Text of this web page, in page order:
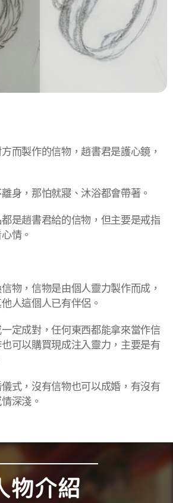
而製作的信物，趙書君是護心鏡，
身，那怕就寢、沐浴都會帶著。
是趙書君給的信物，但主要是戒指
情。
物，信物是由個人靈力製作而成，
人這個人已有伴侶。
定成對，任何東西都能拿來當作信
可以購買現成注入靈力，主要是有
式，沒有信物也可以成婚，有沒有
深淺。
物介紹